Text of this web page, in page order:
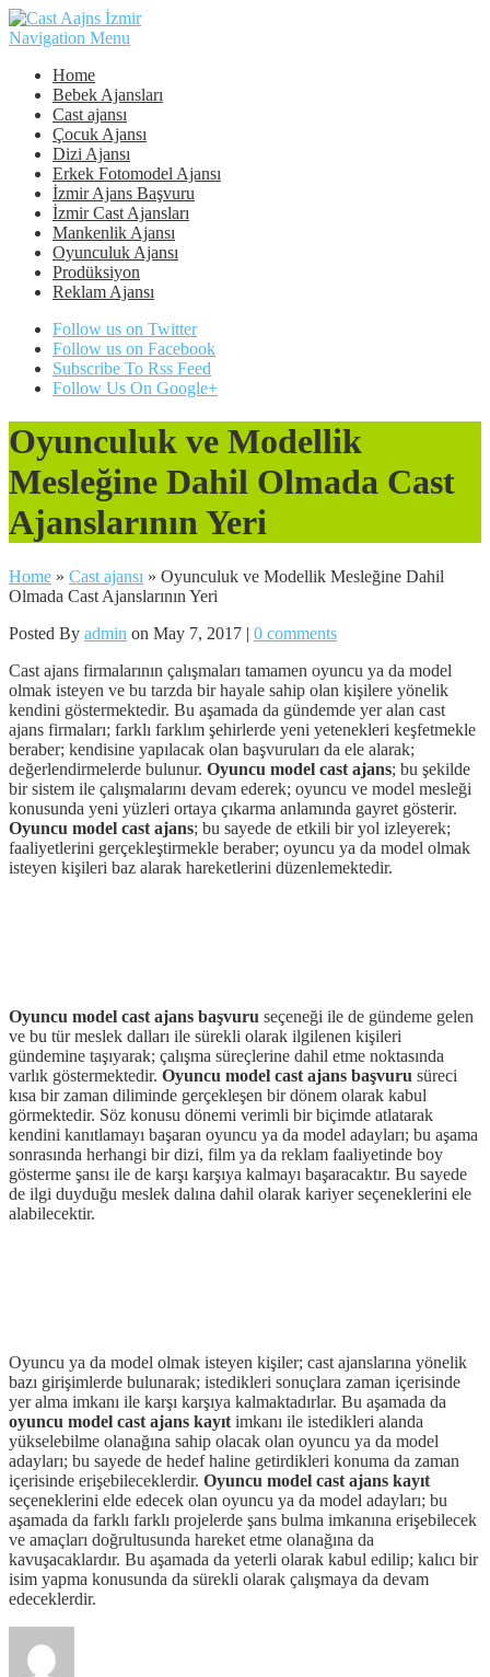
Navigation Menu
Home
Bebek Ajansları
Cast ajansı
Çocuk Ajansı
Dizi Ajansı
Erkek Fotomodel Ajansı
İzmir Ajans Başvuru
İzmir Cast Ajansları
Mankenlik Ajansı
Oyunculuk Ajansı
Prodüksiyon
Reklam Ajansı
Follow us on Twitter
Follow us on Facebook
Subscribe To Rss Feed
Follow Us On Google+
Oyunculuk ve Modellik
Mesleğine Dahil Olmada Cast
Ajanslarının Yeri
Home » Cast ajansı » Oyunculuk ve Modellik Mesleğine Dahil
Olmada Cast Ajanslarının Yeri
Posted By admin on May 7, 2017 | 0 comments
Cast ajans firmalarının çalışmaları tamamen oyuncu ya da model
olmak isteyen ve bu tarzda bir hayale sahip olan kişilere yönelik
kendini göstermektedir. Bu aşamada da gündemde yer alan cast
ajans firmaları; farklı farklım şehirlerde yeni yetenekleri keşfetmekle
beraber; kendisine yapılacak olan başvuruları da ele alarak;
değerlendirmelerde bulunur. Oyuncu model cast ajans; bu şekilde
bir sistem ile çalışmalarını devam ederek; oyuncu ve model mesleği
konusunda yeni yüzleri ortaya çıkarma anlamında gayret gösterir.
Oyuncu model cast ajans; bu sayede de etkili bir yol izleyerek;
faaliyetlerini gerçekleştirmekle beraber; oyuncu ya da model olmak
isteyen kişileri baz alarak hareketlerini düzenlemektedir.
Oyuncu model cast ajans başvuru seçeneği ile de gündeme gelen
ve bu tür meslek dalları ile sürekli olarak ilgilenen kişileri
gündemine taşıyarak; çalışma süreçlerine dahil etme noktasında
varlık göstermektedir. Oyuncu model cast ajans başvuru süreci
kısa bir zaman diliminde gerçekleşen bir dönem olarak kabul
görmektedir. Söz konusu dönemi verimli bir biçimde atlatarak
kendini kanıtlamayı başaran oyuncu ya da model adayları; bu aşama
sonrasında herhangi bir dizi, film ya da reklam faaliyetinde boy
gösterme şansı ile de karşı karşıya kalmayı başaracaktır. Bu sayede
de ilgi duyduğu meslek dalına dahil olarak kariyer seçeneklerini ele
alabilecektir.
Oyuncu ya da model olmak isteyen kişiler; cast ajanslarına yönelik
bazı girişimlerde bulunarak; istedikleri sonuçlara zaman içerisinde
yer alma imkanı ile karşı karşıya kalmaktadırlar. Bu aşamada da
oyuncu model cast ajans kayıt imkanı ile istedikleri alanda
yükselebilme olanağına sahip olacak olan oyuncu ya da model
adayları; bu sayede de hedef haline getirdikleri konuma da zaman
içerisinde erişebileceklerdir. Oyuncu model cast ajans kayıt
seçeneklerini elde edecek olan oyuncu ya da model adayları; bu
aşamada da farklı farklı projelerde şans bulma imkanına erişebilecek
ve amaçları doğrultusunda hareket etme olanağına da
kavuşacaklardır. Bu aşamada da yeterli olarak kabul edilip; kalıcı bir
isim yapma konusunda da sürekli olarak çalışmaya da devam
edeceklerdir.